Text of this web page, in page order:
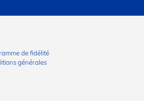
de fidélité
générales